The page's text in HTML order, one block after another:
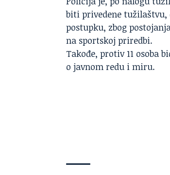
biti privedene tužilaštvu,
postupku, zbog
na sportskoj priredbi.
Takođe, protiv 11 osoba
o javnom redu i miru.